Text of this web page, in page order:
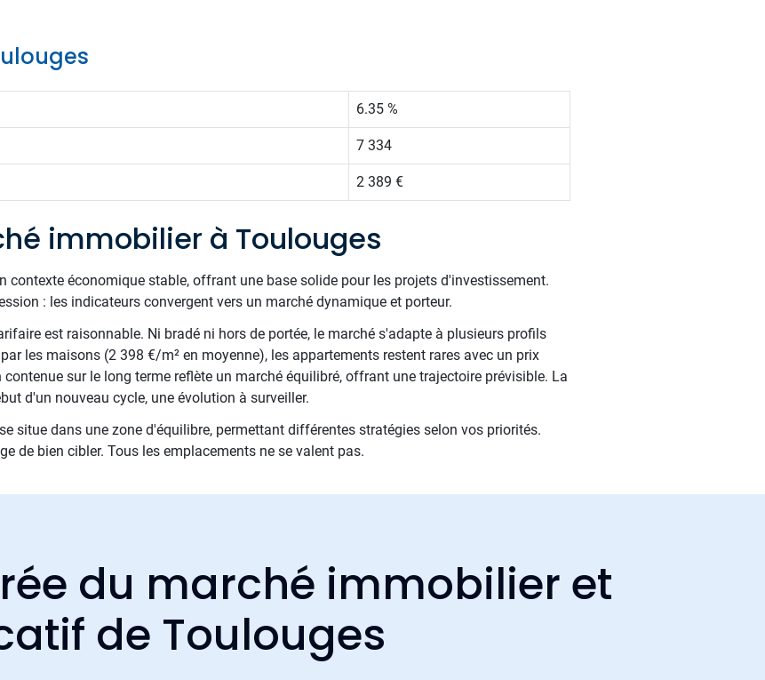
6.35 %
7 334
2 389 €
immobilier à Toulouges
contexte économique stable, offrant une base solide pour les projets d'investissement.
: les indicateurs convergent vers un marché dynamique et porteur.
est raisonnable. Ni bradé ni hors de portée, le marché s'adapte à plusieurs profils
les maisons (2 398 €/m² en moyenne), les appartements restent rares avec un prix
sur le long terme reflète un marché équilibré, offrant une trajectoire prévisible. La
d'un nouveau cycle, une évolution à surveiller.
situe dans une zone d'équilibre, permettant différentes stratégies selon vos priorités.
de bien cibler. Tous les emplacements ne se valent pas.
du marché immobilier et
de Toulouges